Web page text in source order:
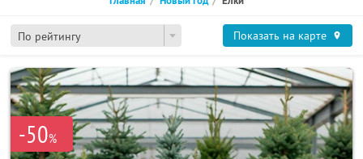
По рейтингу Показать на карте
-50%